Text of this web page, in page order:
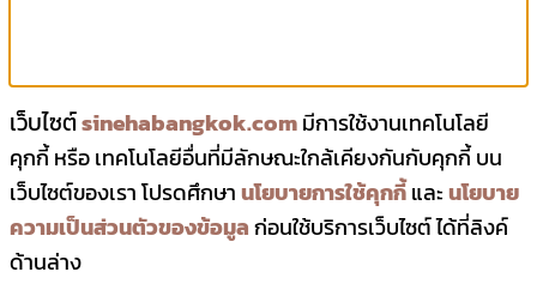
เว็บไซต์sinehabangkok.comมีการใช้งานเทคโนโลยี
คุกกี้ หรือ เทคโนโลยีอื่นที่มีลักษณะใกล้เคียงกันกับคุกกี้ บน
เว็บไซต์ของเรา โปรดศึกษานโยบายการใช้คุกกี้และนโยบาย
ความเป็นส่วนตัวของข้อมูลก่อนใช้บริการเว็บไซต์ ได้ที่ลิงค์
ด้านล่าง